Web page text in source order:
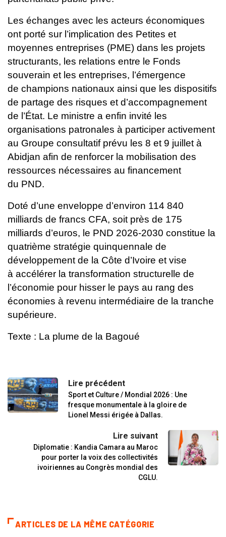
Les échanges avec les acteurs économiques
ont porté sur l’implication des Petites et
moyennes entreprises (PME) dans les projets
structurants, les relations entre le Fonds
souverain et les entreprises, l’émergence
de champions nationaux ainsi que les dispositifs
de partage des risques et d’accompagnement
de l’État. Le ministre a enfin invité les
organisations patronales à participer activement
au Groupe consultatif prévu les 8 et 9 juillet à
Abidjan afin de renforcer la mobilisation des
ressources nécessaires au financement
du PND.
Doté d’une enveloppe d’environ 114 840
milliards de francs CFA, soit près de 175
milliards d’euros, le PND 2026-2030 constitue la
quatrième stratégie quinquennale de
développement de la Côte d’Ivoire et vise
à accélérer la transformation structurelle de
l’économie pour hisser le pays au rang des
économies à revenu intermédiaire de la tranche
supérieure.
Texte : La plume de la Bagoué
Lire précédent
Sport et Culture / Mondial 2026 : Une
fresque monumentale à la gloire de
Lionel Messi érigée à Dallas.
Lire suivant
Diplomatie : Kandia Camara au Maroc
pour porter la voix des collectivités
ivoiriennes au Congrès mondial des
CGLU.
ARTICLES DE LA MÊME CATÉGORIE